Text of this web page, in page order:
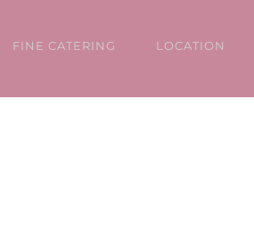
FINE CATERING LOCATION